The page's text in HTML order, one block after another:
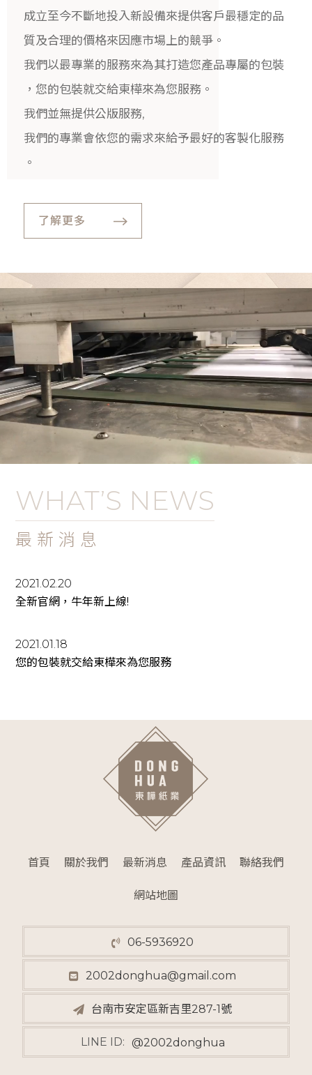
成立至今不斷地投入新設備來提供客戶最穩定的品
質及合理的價格來因應市場上的競爭。
我們以最專業的服務來為其打造您產品專屬的包裝
，您的包裝就交給東樺來為您服務。
我們並無提供公版服務,
我們的專業會依您的需求來給予最好的客製化服務
。
了解更多
WHAT’S NEWS
最新消息
2021.02.20
全新官網，牛年新上線!
2021.01.18
您的包裝就交給東樺來為您服務
首頁 關於我們 最新消息 產品資訊 聯絡我們
網站地圖
06-5936920
2002donghua@gmail.com
台南市安定區新吉里287-1號
LINE ID: @2002donghua